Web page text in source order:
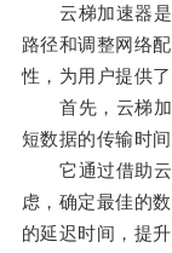
云梯加速器是
路径和调整网络
性，为用户提供
首先，云梯加
短数据的传输时间
它通过借助云
虑，确定最佳的
的延迟时间，提升